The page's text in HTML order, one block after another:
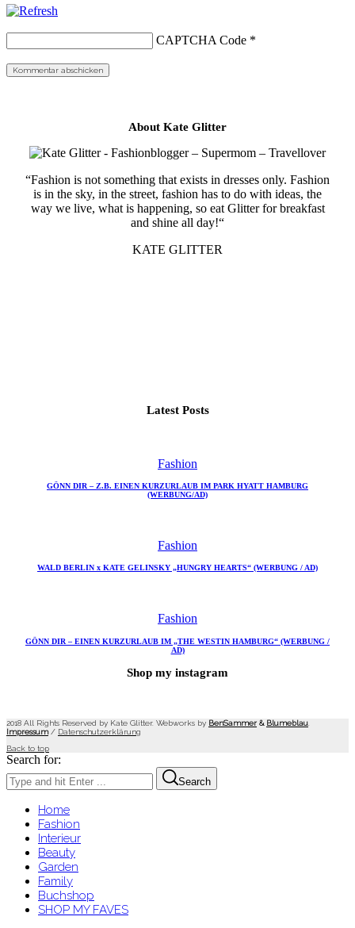
CAPTCHA Code *
About Kate Glitter
“Fashion is not something that exists in dresses only. Fashion
is in the sky, in the street, fashion has to do with ideas, the
way we live, what is happening, so eat Glitter for breakfast
and shine all day!“
KATE GLITTER
Latest Posts
Fashion
GÖNN DIR – Z.B. EINEN KURZURLAUB IM PARK HYATT HAMBURG
(WERBUNG/AD)
Fashion
WALD BERLIN x KATE GELINSKY „HUNGRY HEARTS“ (WERBUNG / AD)
Fashion
GÖNN DIR – EINEN KURZURLAUB IM „THE WESTIN HAMBURG“ (WERBUNG /
AD)
Shop my instagram
2018 All Rights Reserved by Kate Glitter. Webworks by BenSammer & Blumeblau
Impressum/ Datenschutzerklärung
Back to top
Search for:
Search
Home
Fashion
Interieur
Beauty
Garden
Family
Buchshop
SHOP MY FAVES